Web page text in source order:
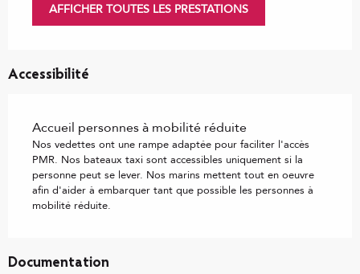
AFFICHER TOUTES LES PRESTATIONS
Accessibilité
Accueil personnes à mobilité réduite
Nos vedettes ont une rampe adaptée pour faciliter l'accès
PMR. Nos bateaux taxi sont accessibles uniquement si la
personne peut se lever. Nos marins mettent tout en oeuvre
afin d'aider à embarquer tant que possible les personnes à
mobilité réduite.
Documentation